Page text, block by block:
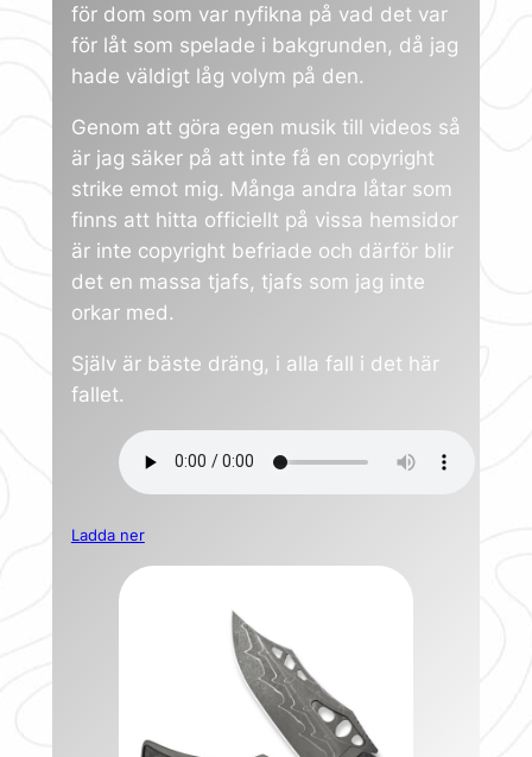
för dom som var nyfikna på vad det var
för låt som spelade i bakgrunden, då jag
hade väldigt låg volym på den.
Genom att göra egen musik till videos så
är jag säker på att inte få en copyright
strike emot mig. Många andra låtar som
finns att hitta officiellt på vissa hemsidor
är inte copyright befriade och därför blir
det en massa tjafs, tjafs som jag inte
orkar med.
Själv är bäste dräng, i alla fall i det här
fallet.
Ladda ner